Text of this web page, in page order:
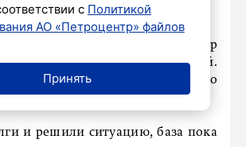
Шарифулин/ТАСС
больше известный как рэпер
с долгами перед налоговой.
17 мая,360.ru
рассказала его
и решили ситуацию, база пока
с Политикой
АО «Петроцентр» файлов
Принять